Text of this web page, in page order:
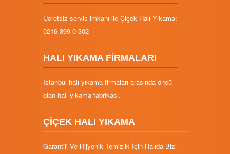
Ücretsiz servis imkanı ile Çiçek Halı Yıkama;
0216 399 0 302
HALI YIKAMA FİRMALARI
İstanbul halı yıkama firmaları arasında öncü
olan halı yıkama fabrikası.
ÇİÇEK HALI YIKAMA
Garantili Ve Hijyenik Temizlik İçin Halıda Bizi